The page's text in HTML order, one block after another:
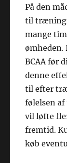
På den
til træning,
mange
ømheden.
BCAA før
denne
til efter
følelsen
vil løfte
fremtid.
køb